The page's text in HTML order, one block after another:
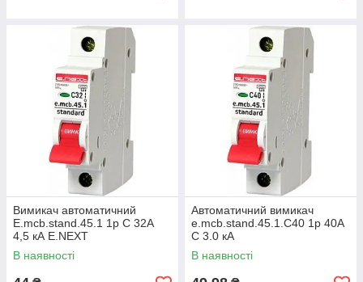
Вимикач автоматичний
E.mcb.stand.45.1 1р C 32А
4,5 кА E.NEXT
В наявності
Автоматичний вимикач
e.mcb.stand.45.1.C40 1р 40А
C 3.0 кА
В наявності